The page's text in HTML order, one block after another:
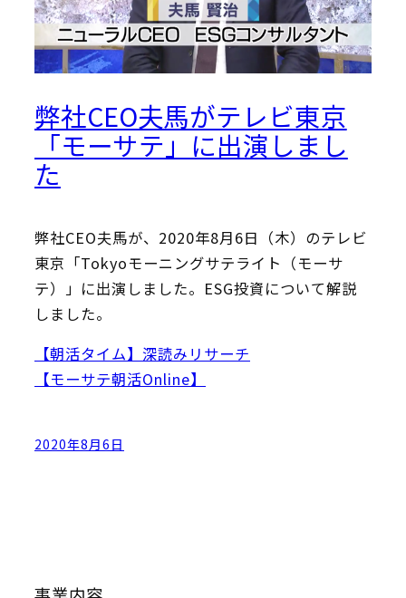
弊社CEO夫馬がテレビ東京
「モーサテ」に出演しまし
た
弊社CEO夫馬が、2020年8月6日（木）のテレビ
東京「Tokyoモーニングサテライト（モーサ
テ）」に出演しました。ESG投資について解説
しました。
【朝活タイム】深読みリサーチ
【モーサテ朝活Online】
2020年8月6日